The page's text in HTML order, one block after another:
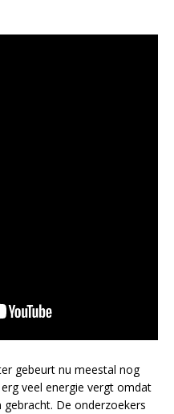
gebeurt nu meestal nog
veel energie vergt omdat
De onderzoekers